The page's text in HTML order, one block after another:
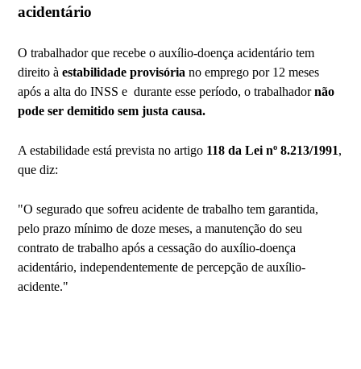
acidentário
O trabalhador que recebe o auxílio-doença acidentário tem
direito àestabilidade provisória no emprego por 12 meses
após a alta do INSS e durante esse período, o trabalhadornão
pode ser demitido sem justa causa.
A estabilidade está prevista no artigo 118 da Lei nº 8.213/1991,
que diz:
"O segurado que sofreu acidente de trabalho tem garantida,
pelo prazo mínimo de doze meses, a manutenção do seu
contrato de trabalho após a cessação do auxílio-doença
acidentário, independentemente de percepção de auxílio-
acidente."